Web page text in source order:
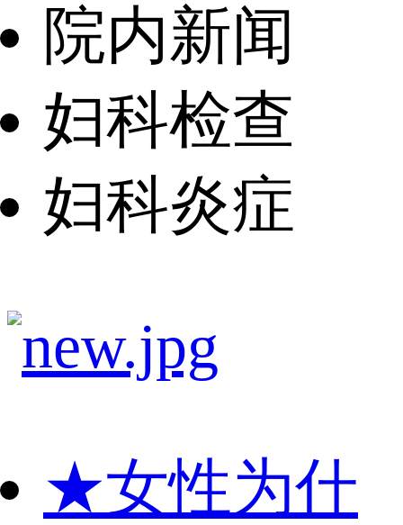
院内新闻
妇科检查
妇科炎症
★女性为什